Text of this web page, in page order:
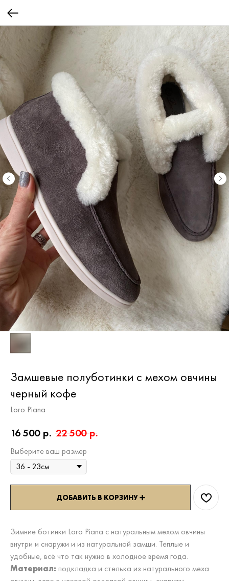
Замшевые полуботинки с мехом овчины
черный кофе
Loro Piana
16 500 р. 22 500 р.
Выберите ваш размер
ДОБАВИТЬ В КОРЗИНУ ➕
Зимние ботинки Loro Piana с натуральным мехом овчины
внутри и снаружи и из натуральной замши. Теплые и
удобные, всё что так нужно в холодное время года.
Материал: подкладка и стелька из натурального меха